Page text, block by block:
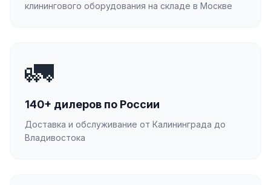
клинингового оборудования на складе в Москве
🚛
140+ дилеров по России
Доставка и обслуживание от Калининграда до
Владивостока